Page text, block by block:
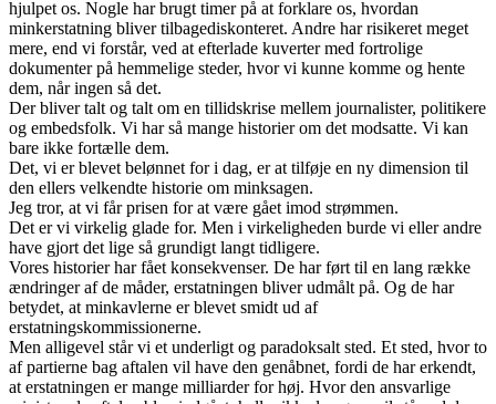
hjulpet os. Nogle har brugt timer på at forklare os, hvordan
minkerstatning bliver tilbagediskonteret. Andre har risikeret meget
mere, end vi forstår, ved at efterlade kuverter med fortrolige
dokumenter på hemmelige steder, hvor vi kunne komme og hente
dem, når ingen så det.
Der bliver talt og talt om en tillidskrise mellem journalister, politikere
og embedsfolk. Vi har så mange historier om det modsatte. Vi kan
bare ikke fortælle dem.
Det, vi er blevet belønnet for i dag, er at tilføje en ny dimension til
den ellers velkendte historie om minksagen.
Jeg tror, at vi får prisen for at være gået imod strømmen.
Det er vi virkelig glade for. Men i virkeligheden burde vi eller andre
have gjort det lige så grundigt langt tidligere.
Vores historier har fået konsekvenser. De har ført til en lang række
ændringer af de måder, erstatningen bliver udmålt på. Og de har
betydet, at minkavlerne er blevet smidt ud af
erstatningskommissionerne.
Men alligevel står vi et underligt og paradoksalt sted. Et sted, hvor to
af partierne bag aftalen vil have den genåbnet, fordi de har erkendt,
at erstatningen er mange milliarder for høj. Hvor den ansvarlige